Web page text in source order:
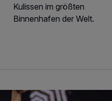
Kulissen im größten
Binnenhafen der Welt.